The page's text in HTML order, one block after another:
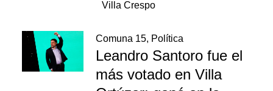
Villa Crespo
Comuna 15, Política
Leandro Santoro fue el
más votado en Villa